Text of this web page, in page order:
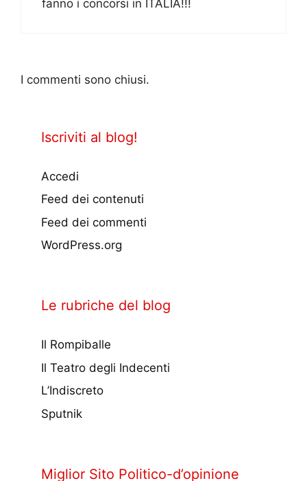
fanno i concorsi in ITALIA!!!
I commenti sono chiusi.
Iscriviti al blog!
Accedi
Feed dei contenuti
Feed dei commenti
WordPress.org
Le rubriche del blog
Il Rompiballe
Il Teatro degli Indecenti
L’Indiscreto
Sputnik
Miglior Sito Politico-d’opinione